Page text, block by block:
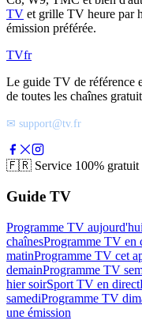
TV et grille TV heure par
émission préférée.
TVfr
Le guide TV de référence
de toutes les chaînes
✉ support@tv.fr
🇫🇷 Service 100% gratuit
Guide TV
Programme TV aujourd'hui
chaînesProgramme TV en
matinProgramme TV cet
demainProgramme TV
hier soirSport TV en direct
samediProgramme TV
une émission